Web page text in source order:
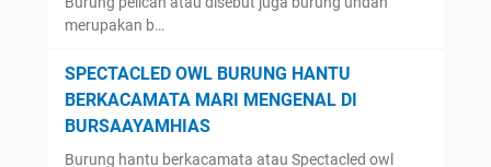
merupakan b…
SPECTACLED OWL BURUNG HANTU
BERKACAMATA MARI MENGENAL DI
BURSAAYAMHIAS
Burung hantu berkacamata atau Spectacled owl